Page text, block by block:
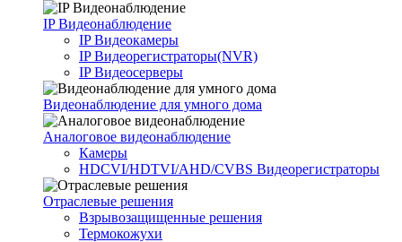
IP Видеонаблюдение
IP Видеокамеры
IP Видеорегистраторы(NVR)
IP Видеосерверы
Видеонаблюдение для умного дома
Аналоговое видеонаблюдение
Камеры
HDCVI/HDTVI/AHD/CVBS Видеорегистраторы
Отраслевые решения
Взрывозащищенные решения
Термокожухи